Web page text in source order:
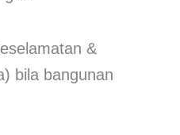
&
bila bangunan